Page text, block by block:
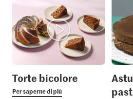
Torte bicolore
Per saperne di più